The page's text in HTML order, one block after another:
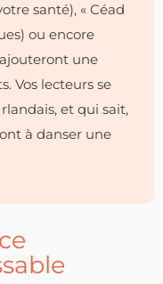
santé), « Céad
ou encore
une
Vos lecteurs se
et qui sait,
à danser une